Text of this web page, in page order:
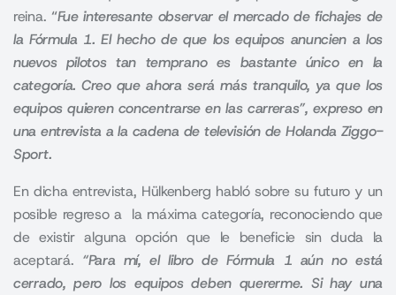
reina. “Fue interesante observar el mercado de fichajes de
la Fórmula 1. El hecho de que los equipos anuncien a los
nuevos pilotos tan temprano es bastante único en la
categoría. Creo que ahora será más tranquilo, ya que los
equipos quieren concentrarse en las carreras”, expreso en
una entrevista a la cadena de televisión de Holanda Ziggo-
Sport.
En dicha entrevista, Hülkenberg habló sobre su futuro y un
posible regreso a la máxima categoría, reconociendo que
de existir alguna opción que le beneficie sin duda la
aceptará. “Para mí, el libro de Fórmula 1 aún no está
cerrado, pero los equipos deben quererme. Si hay una